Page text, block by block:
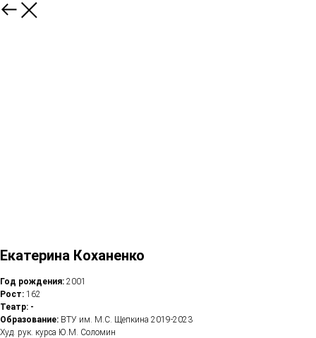
Екатерина Коханенко
Год рождения: 2001
Рост: 162
Театр: -
Образование: ВТУ им. М.С. Щепкина 2019-2023
Худ. рук. курса Ю.М. Соломин